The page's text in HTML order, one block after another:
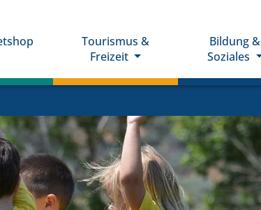
Tourismus &
Freizeit
Bildung &
Soziales